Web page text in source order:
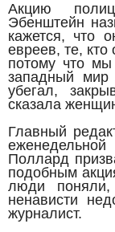
Акцию
Эбенштейн
кажется, что
евреев, те, кто
потому что
западный
убегал,
сказала
Главный
Поллард
подобным
люди
ненависти
журналист.